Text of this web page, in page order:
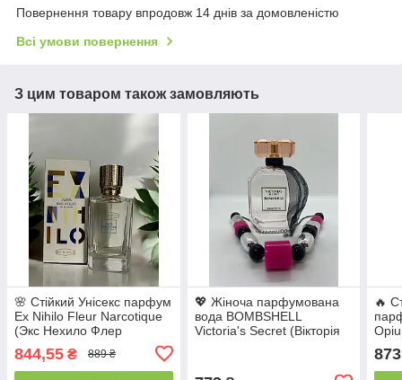
Повернення товару впродовж 14 днів за домовленістю
Всі умови повернення
З цим товаром також замовляють
🌸 Стійкий Унісекс парфум
Ex Nihilo Fleur Narcotique
(Экс Нехило Флер
Фруктово-квітковий
аромат
844,55 ₴ 889 ₴
💖 Жіноча парфумована
вода BOMBSHELL
Victoria's Secret (Вікторія
🔥
90
873